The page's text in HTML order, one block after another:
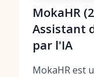
MokaHR
Assistant
par l'IA
MokaHR est